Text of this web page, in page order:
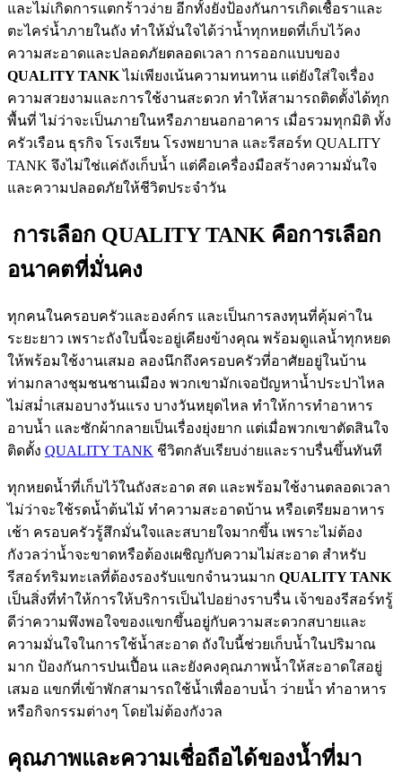
และไม่เกิดการแตกร้าวง่าย อีกทั้งยังป้องกันการเกิดเชื้อราและ
ตะไคร่น้ำภายในถัง ทำให้มั่นใจได้ว่าน้ำทุกหยดที่เก็บไว้คง
ความสะอาดและปลอดภัยตลอดเวลา การออกแบบของ
QUALITY TANKไม่เพียงเน้นความทนทาน แต่ยังใส่ใจเรื่อง
ความสวยงามและการใช้งานสะดวก ทำให้สามารถติดตั้งได้ทุก
พื้นที่ ไม่ว่าจะเป็นภายในหรือภายนอกอาคาร เมื่อรวมทุกมิติ ทั้ง
ครัวเรือน ธุรกิจ โรงเรียน โรงพยาบาล และรีสอร์ท QUALITY
TANK จึงไม่ใช่แค่ถังเก็บน้ำ แต่คือเครื่องมือสร้างความมั่นใจ
และความปลอดภัยให้ชีวิตประจำวัน
การเลือก QUALITY TANK คือการเลือก
อนาคตที่มั่นคง
ทุกคนในครอบครัวและองค์กร และเป็นการลงทุนที่คุ้มค่าใน
ระยะยาว เพราะถังใบนี้จะอยู่เคียงข้างคุณ พร้อมดูแลน้ำทุกหยด
ให้พร้อมใช้งานเสมอ ลองนึกถึงครอบครัวที่อาศัยอยู่ในบ้าน
ท่ามกลางชุมชนชานเมือง พวกเขามักเจอปัญหาน้ำประปาไหล
ไม่สม่ำเสมอบางวันแรง บางวันหยุดไหล ทำให้การทำอาหาร
อาบน้ำ และซักผ้ากลายเป็นเรื่องยุ่งยาก แต่เมื่อพวกเขาตัดสินใจ
ติดตั้ง QUALITY TANK ชีวิตกลับเรียบง่ายและราบรื่นขึ้นทันที
ทุกหยดน้ำที่เก็บไว้ในถังสะอาด สด และพร้อมใช้งานตลอดเวลา
ไม่ว่าจะใช้รดน้ำต้นไม้ ทำความสะอาดบ้าน หรือเตรียมอาหาร
เช้า ครอบครัวรู้สึกมั่นใจและสบายใจมากขึ้น เพราะไม่ต้อง
กังวลว่าน้ำจะขาดหรือต้องเผชิญกับความไม่สะอาด สำหรับ
รีสอร์ทริมทะเลที่ต้องรองรับแขกจำนวนมาก QUALITY TANK
เป็นสิ่งที่ทำให้การให้บริการเป็นไปอย่างราบรื่น เจ้าของรีสอร์ทรู้
ดีว่าความพึงพอใจของแขกขึ้นอยู่กับความสะดวกสบายและ
ความมั่นใจในการใช้น้ำสะอาด ถังใบนี้ช่วยเก็บน้ำในปริมาณ
มาก ป้องกันการปนเปื้อน และยังคงคุณภาพน้ำให้สะอาดใสอยู่
เสมอ แขกที่เข้าพักสามารถใช้น้ำเพื่ออาบน้ำ ว่ายน้ำ ทำอาหาร
หรือกิจกรรมต่างๆ โดยไม่ต้องกังวล
คุณภาพและความเชื่อถือได้ของน้ำที่มา